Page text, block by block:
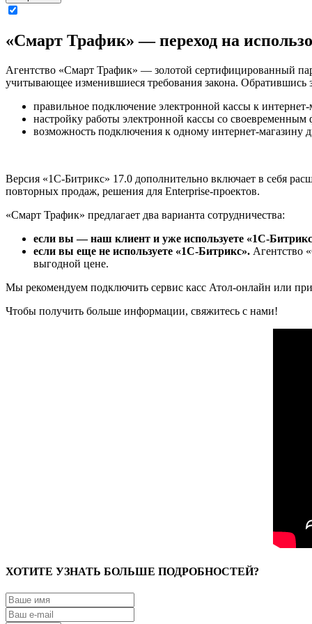
«Смарт Трафик» — переход на
Агентство «Смарт Трафик» — золотой сертифицированный
учитывающее изменившиеся требования закона.
правильное подключение электронной кассы к интернет-
настройку работы электронной кассы со
возможность подключения к одному интернет-магазину
Версия «1С-Битрикс» 17.0 дополнительно включает в себя
повторных продаж, решения для Enterprise-проектов.
«Смарт Трафик» предлагает два варианта сотрудничества:
если вы — наш клиент и уже используете «1С-
если вы еще не используете «1С-Битрикс». Агентство
выгодной цене.
Мы рекомендуем подключить сервис касс Атол-онлайн или
Чтобы получить больше информации, свяжитесь с нами!
ХОТИТЕ УЗНАТЬ БОЛЬШЕ ПОДРОБНОСТЕЙ?